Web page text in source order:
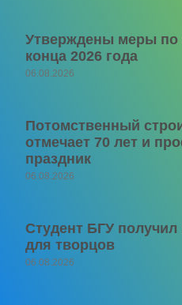
Утверждены меры по
конца 2026 года
06.08.2026
Потомственный
отмечает 70 лет и
праздник
06.08.2026
Студент БГУ
для творцов
06.08.2026